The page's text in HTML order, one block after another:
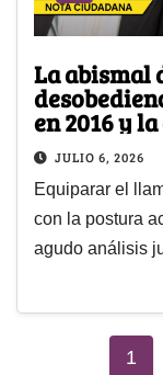
La abismal
en 2016 y
JULIO 6, 2026
Equiparar el
con la postura
agudo análisis
1